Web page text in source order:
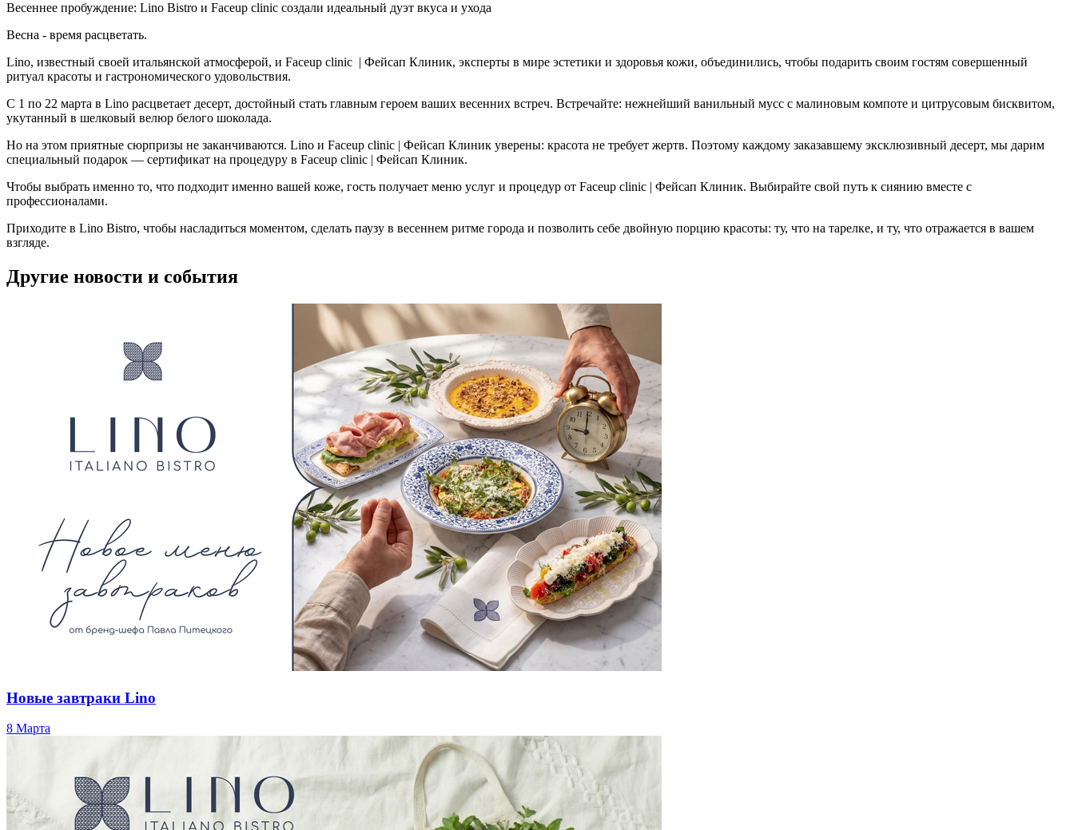
Весеннее пробуждение: Lino Bistro и Faceup clinic создали идеальный дуэт вкуса и ухода
Весна - время расцветать.
Lino, известный своей итальянской атмосферой, и Faceup clinic | Фейсап Клиник, эксперты в мире эстетики и здоровья кожи, объединились, чтобы подарить своим гостям совершенный
ритуал красоты и гастрономического удовольствия.
С 1 по 22 марта в Lino расцветает десерт, достойный стать главным героем ваших весенних встреч. Встречайте: нежнейший ванильный мусс с малиновым компоте и цитрусовым бисквитом,
укутанный в шелковый велюр белого шоколада.
Но на этом приятные сюрпризы не заканчиваются. Lino и Faceup clinic | Фейсап Клиник уверены: красота не требует жертв. Поэтому каждому заказавшему эксклюзивный десерт, мы дарим
специальный подарок — сертификат на процедуру в Faceup clinic | Фейсап Клиник.
Чтобы выбрать именно то, что подходит именно вашей коже, гость получает меню услуг и процедур от Faceup clinic | Фейсап Клиник. Выбирайте свой путь к сиянию вместе с
профессионалами.
Приходите в Lino Bistro, чтобы насладиться моментом, сделать паузу в весеннем ритме города и позволить себе двойную порцию красоты: ту, что на тарелке, и ту, что отражается в вашем
взгляде.
Другие новости и события
Новые завтраки Lino
8 Марта